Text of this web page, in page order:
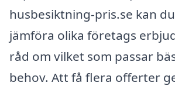
husbesiktning-pris.se kan
jämföra olika företags
råd om vilket som passar
behov. Att få flera offerter